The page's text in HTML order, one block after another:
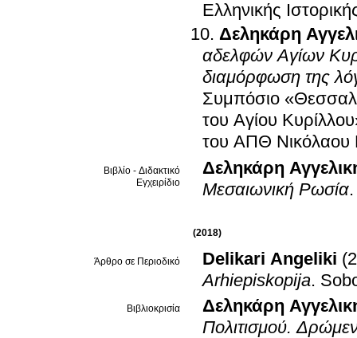
Ελληνικής
Δεληκάρη
αδελφών Αγίων
διαμόρφωση της
Συμπόσιο
του Αγίου
του ΑΠΘ Νικόλαου
Βιβλίο - Διδακτικό
Εγχειρίδιο
Δεληκάρη
Μεσαιωνική Ρωσία
(2018)
Άρθρο σε Περιοδικό Delikari Angeliki
Arhiepiskopija.
Βιβλιοκρισία
Δεληκάρη
Πολιτισμού.